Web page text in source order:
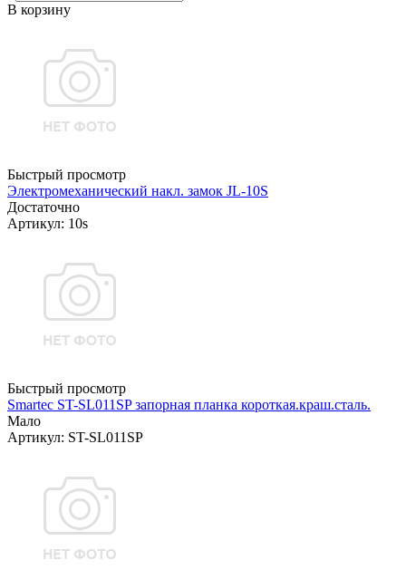
В корзину
Быстрый просмотр
Электромеханический накл. замок JL-10S
Достаточно
Артикул: 10s
Быстрый просмотр
Smartec ST-SL011SP запорная планка короткая.краш.сталь.
Мало
Артикул: ST-SL011SP